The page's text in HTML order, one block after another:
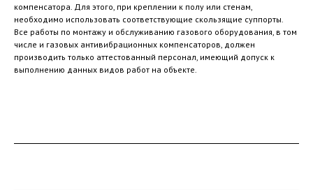
компенсатора. Для этого, при креплении к полу или стенам,
необходимо использовать соответствующие скользящие суппорты.
Все работы по монтажу и обслуживанию газового оборудования, в том
числе и газовых антивибрационных компенсаторов, должен
производить только аттестованный персонал, имеющий допуск к
выполнению данных видов работ на объекте.